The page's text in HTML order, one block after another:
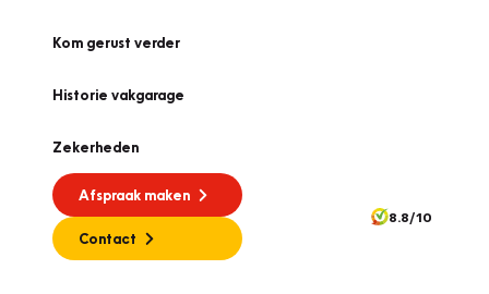
Kom gerust verder
Historie vakgarage
Zekerheden
Afspraak maken
Contact
8.8/10